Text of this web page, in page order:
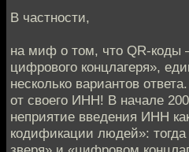
В частности,
на миф о том, что QR-коды
цифрового концлагеря»,
несколько вариантов
от своего ИНН! В начале
неприятие введения ИНН
кодификации людей»: